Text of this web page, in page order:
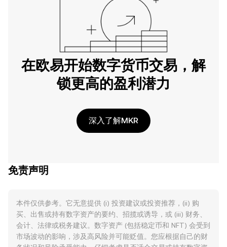
在欧易开始数字货币交易，解
锁更高的盈利潜力
深入了解MKR
免责声明
本件仅供参考。它无意提供 (i) 投资建议或投资推荐，(ii) 购
买、出售或持有数字资产的要约、招揽或诱导，或 (iii) 财务、
会计、法律或税务建议。数字资产 (包括稳定币和 NFT) 会受到
市场波动的影响，涉及高风险并可能贬值。您应根据自己的财